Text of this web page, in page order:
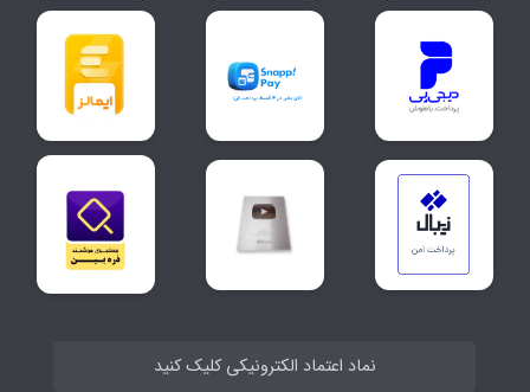
نماد اعتماد الکترونیکی کلیک کنید